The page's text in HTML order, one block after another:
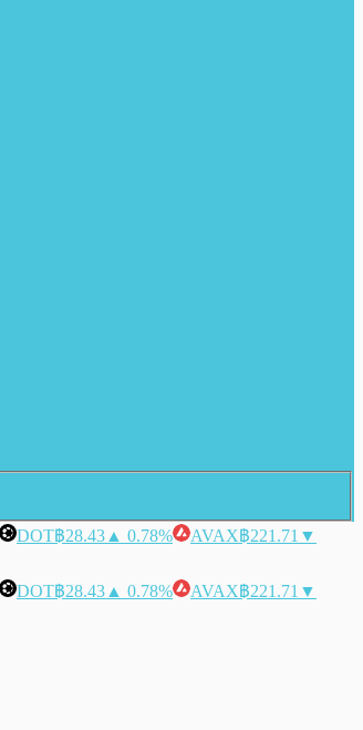
DOT฿28.43 ▲ 0.78% AVAX฿221.71 ▼
DOT฿28.43 ▲ 0.78% AVAX฿221.71 ▼